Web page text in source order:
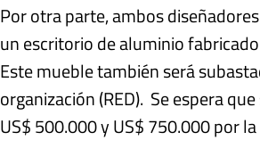
Por otra parte, ambos
un escritorio de aluminio
Este mueble también será
organización (RED). Se espera
US$ 500.000 y US$ 750.000 por